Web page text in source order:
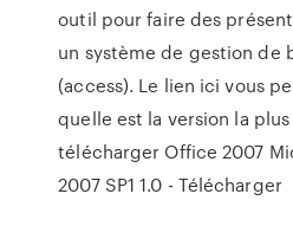
outil pour faire des
un système de gestion de
(access). Le lien ici vous
quelle est la version la
télécharger Office 2007
2007 SP1 1.0 - Télécharger